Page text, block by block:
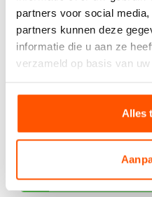
partners voor social
partners kunnen deze
informatie die u aan ze
verzameld op basis van
Alles
Offerte
Heeft u spoed
ons dan voor